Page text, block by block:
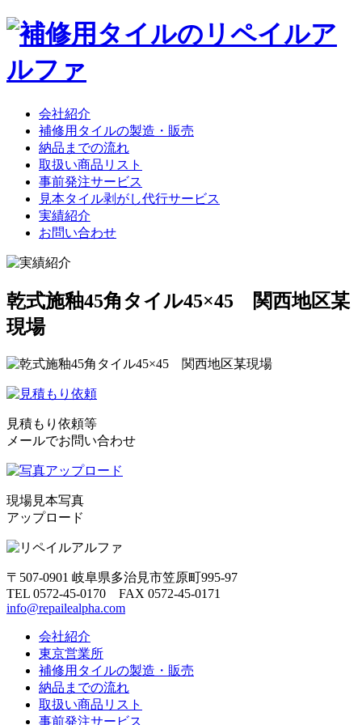
会社紹介
補修用タイルの製造・販売
納品までの流れ
取扱い商品リスト
事前発注サービス
見本タイル剥がし代行サービス
実績紹介
お問い合わせ
乾式施釉45角タイル45×45 関西地区某
現場
見積もり依頼等
メールでお問い合わせ
現場見本写真
アップロード
〒507-0901 岐阜県多治見市笠原町995-97
TEL 0572-45-0170 FAX 0572-45-0171
info@repailealpha.com
会社紹介
東京営業所
補修用タイルの製造・販売
納品までの流れ
取扱い商品リスト
事前発注サービス